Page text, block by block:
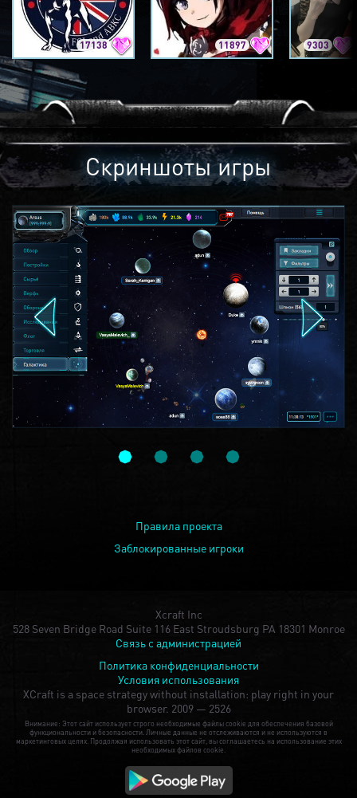
17138 11897 9303
Скриншоты игры
Правила проекта
Заблокированные игроки
Xcraft Inc
528 Seven Bridge Road Suite 116 East Stroudsburg PA 18301 Monroe
Связь с администрацией
Политика конфиденциальности
Условия использования
XCraft is a space strategy without installation: play right in your
browser. 2009 — 2526
Внимание: Этот сайт использует строго необходимые файлы cookie для обеспечения базовой
функциональности и безопасности. Личные данные не отслеживаются и не используются в
маркетинговых целях. Продолжая использовать этот сайт, вы соглашаетесь на использование этих
необходимых файлов cookie.